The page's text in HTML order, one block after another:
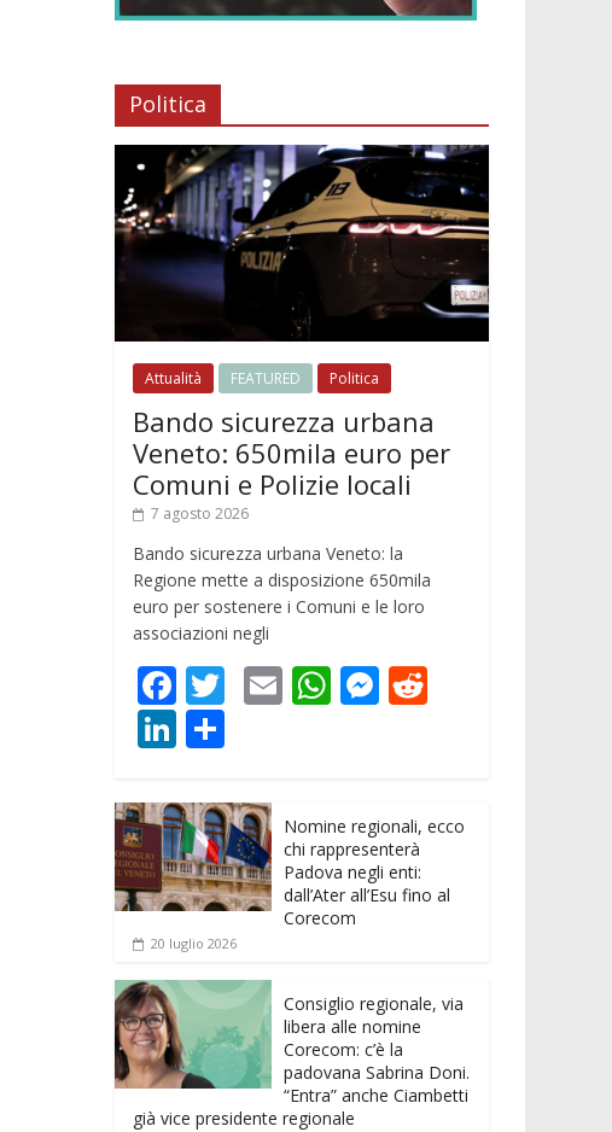
Politica
Attualità FEATURED Politica
Bando sicurezza urbana
Veneto: 650mila euro per
Comuni e Polizie locali
7 agosto 2026
Bando sicurezza urbana Veneto: la
Regione mette a disposizione 650mila
euro per sostenere i Comuni e le loro
associazioni negli
F
ac
e
b
o
o
k
T
er
E W
A
p
p
M
n
g
er
t
Li
k
e
dI
n
n
di
vi
di
Nomine regionali, ecco
chi rappresenterà
Padova negli enti:
dall’Ater all’Esu fino al
Corecom
20 luglio 2026
Consiglio regionale, via
libera alle nomine
Corecom: c’è la
padovana Sabrina Doni.
“Entra” anche Ciambetti
già vice presidente regionale